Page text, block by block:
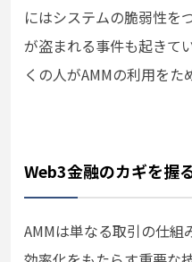
にはシステムの脆弱性を
が盗まれる事件も起きて
くの人がAMMの利用をた
Web3金融のカギを握
AMMは単なる取引の仕組